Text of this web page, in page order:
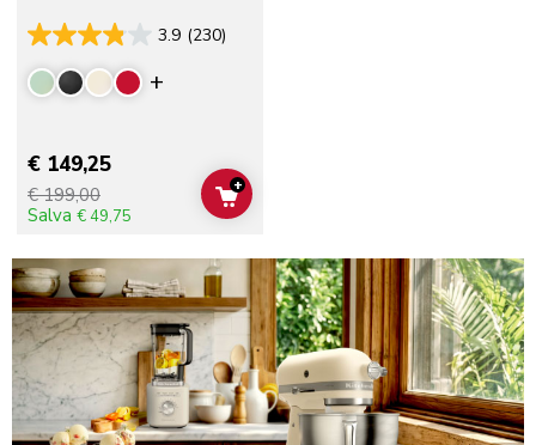
3.9 (230)
Display more colors
€ 149,25
€ 199,00
Salva € 49,75
ADD TO CART
+